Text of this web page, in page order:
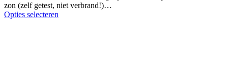
zon (zelf getest, niet verbrand!)…
Opties selecteren